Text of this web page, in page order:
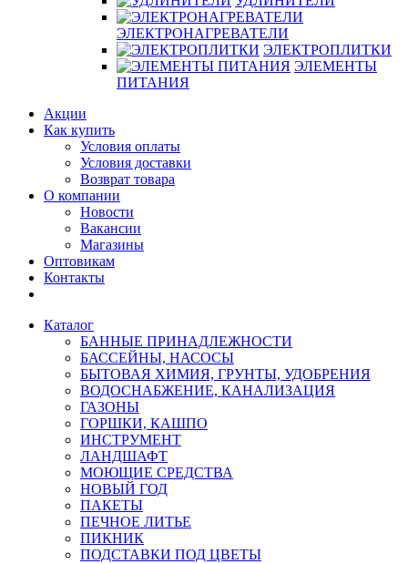
ЭЛЕКТРОНАГРЕВАТЕЛИ
ЭЛЕКТРОПЛИТКИ
ЭЛЕМЕНТЫ
ПИТАНИЯ
Акции
Как купить
Условия оплаты
Условия доставки
Возврат товара
О компании
Новости
Вакансии
Магазины
Оптовикам
Контакты
Каталог
БАННЫЕ ПРИНАДЛЕЖНОСТИ
БАССЕЙНЫ, НАСОСЫ
БЫТОВАЯ ХИМИЯ, ГРУНТЫ, УДОБРЕНИЯ
ВОДОСНАБЖЕНИЕ, КАНАЛИЗАЦИЯ
ГАЗОНЫ
ГОРШКИ, КАШПО
ИНСТРУМЕНТ
ЛАНДШАФТ
МОЮЩИЕ СРЕДСТВА
НОВЫЙ ГОД
ПАКЕТЫ
ПЕЧНОЕ ЛИТЬЕ
ПИКНИК
ПОДСТАВКИ ПОД ЦВЕТЫ